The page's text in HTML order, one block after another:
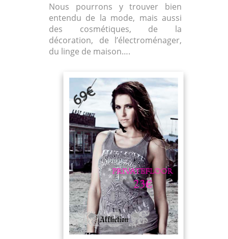
Nous pourrons y trouver bien
entendu de la mode, mais aussi
des cosmétiques, de la
décoration, de l’électroménager,
du linge de maison….